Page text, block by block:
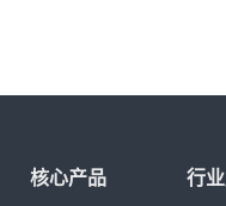
核心产品 行